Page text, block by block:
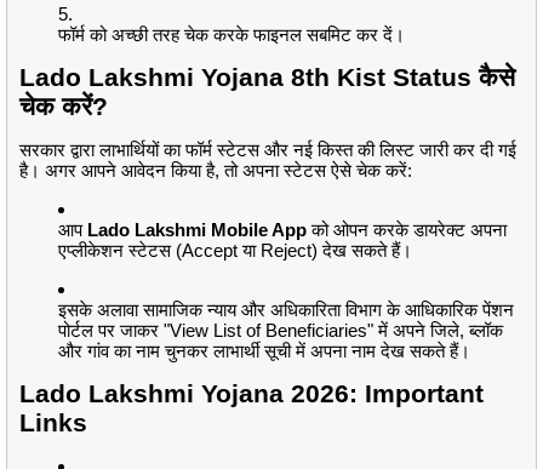
फॉर्म को अच्छी तरह चेक करके फाइनल सबमिट कर दें।
Lado Lakshmi Yojana 8th Kist Status कैसे
चेक करें?
सरकार द्वारा लाभार्थियों का फॉर्म स्टेटस और नई किस्त की लिस्ट जारी कर दी गई
है। अगर आपने आवेदन किया है, तो अपना स्टेटस ऐसे चेक करें:
आप Lado Lakshmi Mobile Appको ओपन करके डायरेक्ट अपना
एप्लीकेशन स्टेटस (Accept या Reject) देख सकते हैं।
इसके अलावा सामाजिक न्याय और अधिकारिता विभाग के आधिकारिक पेंशन
पोर्टल पर जाकर "View List of Beneficiaries" में अपने जिले, ब्लॉक
और गांव का नाम चुनकर लाभार्थी सूची में अपना नाम देख सकते हैं।
Lado Lakshmi Yojana 2026: Important
Links